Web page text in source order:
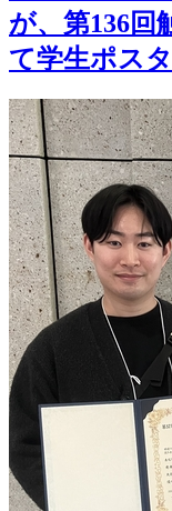
が、第136回
て学生ポス